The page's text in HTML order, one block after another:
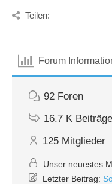
Teilen:
Forum
92 Foren
16.7 K Beiträge
125 Mitglieder
Unser neuestes
Letzter Beitrag: